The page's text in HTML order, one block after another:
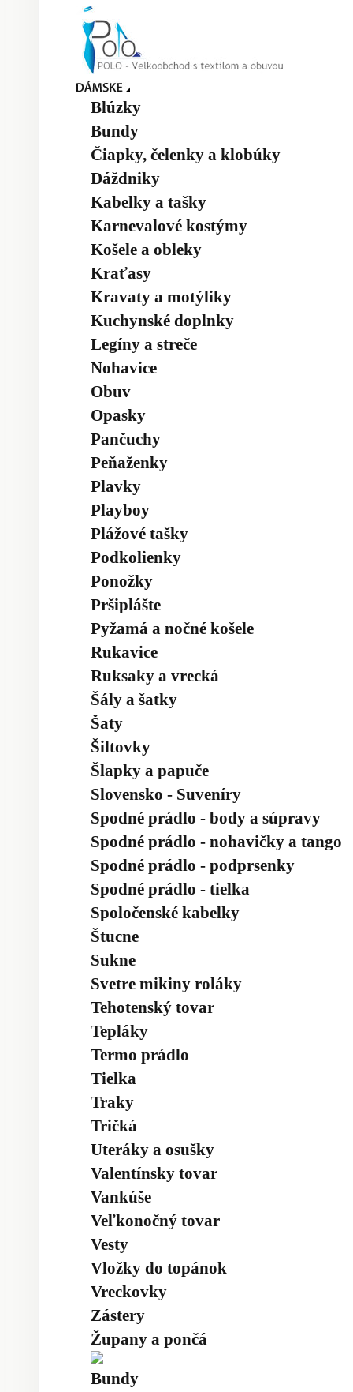
Blúzky
Bundy
Čiapky, čelenky a klobúky
Dáždniky
Kabelky a tašky
Karnevalové kostýmy
Košele a obleky
Kraťasy
Kravaty a motýliky
Kuchynské doplnky
Legíny a streče
Nohavice
Obuv
Opasky
Pančuchy
Peňaženky
Plavky
Playboy
Plážové tašky
Podkolienky
Ponožky
Pršiplášte
Pyžamá a nočné košele
Rukavice
Ruksaky a vrecká
Šály a šatky
Šaty
Šiltovky
Šlapky a papuče
Slovensko - Suveníry
Spodné prádlo - body a súpravy
Spodné prádlo - nohavičky a tango
Spodné prádlo - podprsenky
Spodné prádlo - tielka
Spoločenské kabelky
Štucne
Sukne
Svetre mikiny roláky
Tehotenský tovar
Tepláky
Termo prádlo
Tielka
Traky
Tričká
Uteráky a osušky
Valentínsky tovar
Vankúše
Veľkonočný tovar
Vesty
Vložky do topánok
Vreckovky
Zástery
Župany a pončá
Bundy